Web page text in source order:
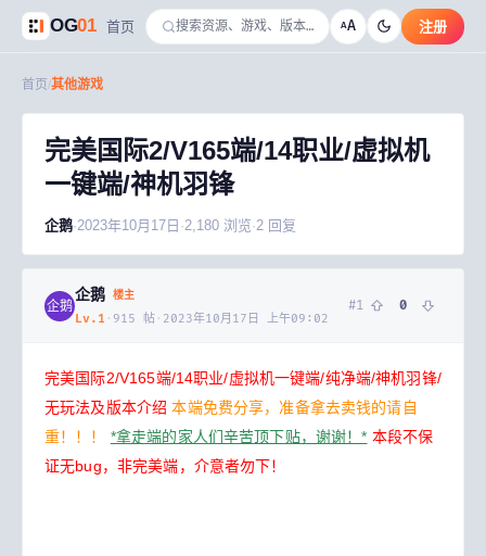
OG01 首页 AA 注册
首页 其他游戏
完美国际2/V165端/14职业/虚拟机
一键端/神机羽锋
企鹅·2023年10月17日 ·2,180 浏览·2 回复
企鹅
企鹅 楼主
Lv. 1 · 915 帖 · 2023年10月17日 上午09:02
#1 0
完美国际2/V165端/14职业/虚拟机一键端/纯净端/神机羽锋/
无玩法及版本介绍 本端免费分享，准备拿去卖钱的请自
重！！！
*拿走端的家人们辛苦顶下贴，谢谢！* 本段不保
证无bug，非完美端，介意者勿下！